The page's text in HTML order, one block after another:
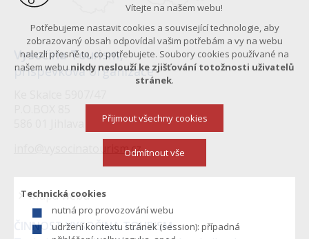
ČINNOST VYSOČINA TOURISM:
Vysočina Tourism,
příspěvková organizace
info@vysocinatourism.cz
Menu
Mapa webu
Vítejte na našem webu!
Potřebujeme nastavit cookies a související technologie, aby
zobrazovaný obsah odpovídal vašim potřebám a vy na webu
nalezli přesně to, co potřebujete. Soubory cookies používané na
našem webu nikdy neslouží ke zjišťování totožnosti uživatelů
stránek.
Technická cookies
nutná pro provozování webu
udržení kontextu stránek (session): případná
Přijmout všechny cookies
Odmítnout vše